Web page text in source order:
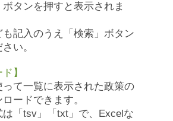
タンを押すと表示されま
記入のうえ「検索」ボタン
い。
】
て一覧に表示された政策の
ードできます。
は「tsv」「txt」で、Excelな